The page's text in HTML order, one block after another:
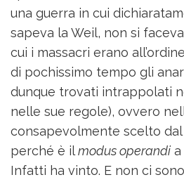
una guerra in cui
sapeva la Weil, non si
cui i massacri erano
di pochissimo tempo gli
dunque trovati intrappolati
nelle sue regole), ovvero
consapevolmente scelto
perché è ilmodus operandi a
Infatti ha vinto. E non ci